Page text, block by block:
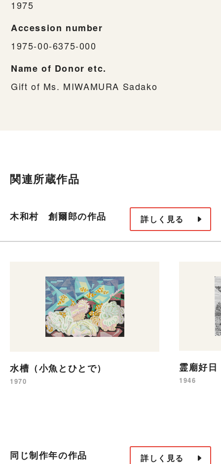
1975
Accession number
1975-00-6375-000
Name of Donor etc.
Gift of Ms. MIWAMURA Sadako
関連所蔵作品
木和村 創爾郎の作品 詳しく見る
水槽（小魚とひとで）
1970
霊廟好日
1946
同じ制作年の作品 詳しく見る